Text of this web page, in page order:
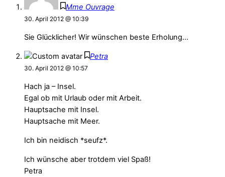
Mme Ouvrage
30. April 2012 @ 10:39
Sie Glücklicher! Wir wünschen beste Erholung…
Petra
30. April 2012 @ 10:57
Hach ja – Insel.
Egal ob mit Urlaub oder mit Arbeit.
Hauptsache mit Insel.
Hauptsache mit Meer.
Ich bin neidisch *seufz*.
Ich wünsche aber trotdem viel Spaß!
Petra